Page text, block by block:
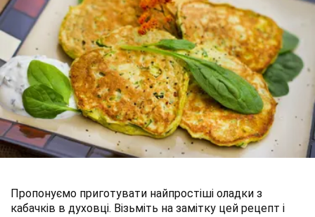
Пропонуємо приготувати найпростіші оладки з
кабачків в духовці. Візьміть на замітку цей рецепт і